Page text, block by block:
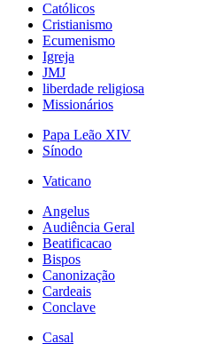
Católicos
Cristianismo
Ecumenismo
Igreja
JMJ
liberdade religiosa
Missionários
Papa Leão XIV
Sínodo
Vaticano
Angelus
Audiência Geral
Beatificacao
Bispos
Canonização
Cardeais
Conclave
Casal